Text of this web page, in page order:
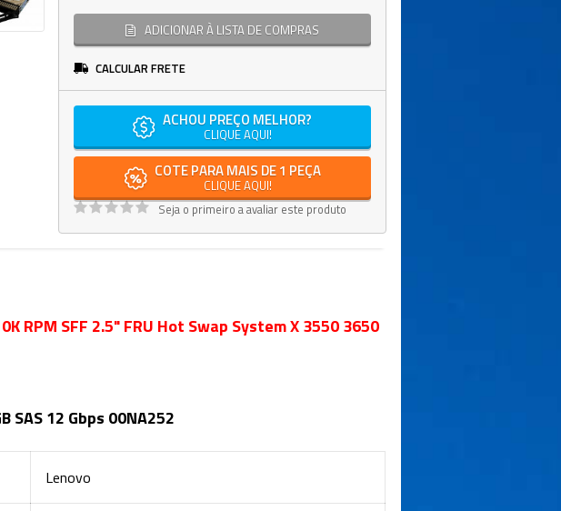
ADICIONAR À LISTA DE COMPRAS
CALCULAR FRETE
ACHOU PREÇO MELHOR?
CLIQUE AQUI!
COTE PARA MAIS DE 1 PEÇA
CLIQUE AQUI!
Seja o primeiro a avaliar este produto
RPM SFF 2.5" FRU Hot Swap System X 3550 3650
SAS 12 Gbps 00NA252
Lenovo